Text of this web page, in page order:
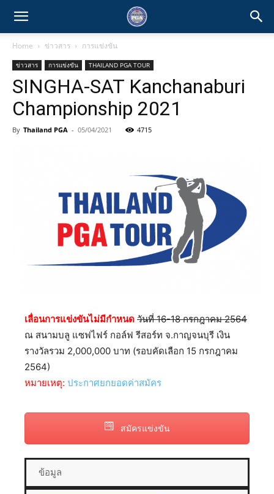
Home ข่าวสาร การแข่งขัน
ข่าวสาร การแข่งขัน THAILAND PGA TOUR
SINGHA-SAT Kanchanaburi
Championship 2021
By Thailand PGA - 05/04/2021 4715
เลื่อนการแข่งขันไม่มีกำหนด วันที่ 16-18 กรกฎาคม 2564
ณ สนามบลู แซฟไฟร์ กอล์ฟ รีสอร์ท จ.กาญจนบุรี เงิน
รางวัลรวม 2,000,000 บาท (รอบคัดเลือก 15 กรกฎาคม
2564)
หมายเหตุ: ประกาศยกยอดค่าสมัคร
สมัครแข่งขัน
ข้อมูล